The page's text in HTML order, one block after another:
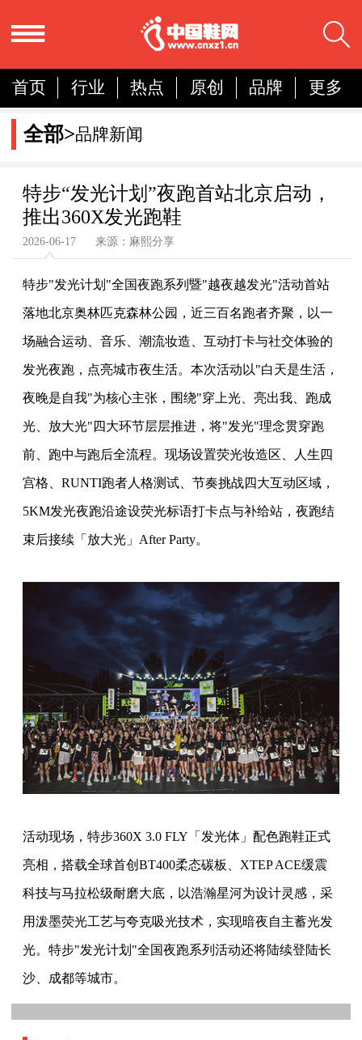
首页 行业 热点 原创 品牌
更多
国内
国际
分析
全部>品牌新闻
特步“发光计划”夜跑首站北京启动，
推出360X发光跑鞋
2026-06-17 来源：麻熙分享
特步"发光计划"全国夜跑系列暨"越夜越发光"活动首站
落地北京奥林匹克森林公园，近三百名跑者齐聚，以一
场融合运动、音乐、潮流妆造、互动打卡与社交体验的
发光夜跑，点亮城市夜生活。本次活动以"白天是生活，
夜晚是自我"为核心主张，围绕"穿上光、亮出我、跑成
光、放大光"四大环节层层推进，将"发光"理念贯穿跑
前、跑中与跑后全流程。现场设置荧光妆造区、人生四
宫格、RUNTI跑者人格测试、节奏挑战四大互动区域，
5KM发光夜跑沿途设荧光标语打卡点与补给站，夜跑结
束后接续「放大光」After Party。
活动现场，特步360X 3.0 FLY「发光体」配色跑鞋正式
亮相，搭载全球首创BT400柔态碳板、XTEP ACE缓震
科技与马拉松级耐磨大底，以浩瀚星河为设计灵感，采
用泼墨荧光工艺与夸克吸光技术，实现暗夜自主蓄光发
光。特步"发光计划"全国夜跑系列活动还将陆续登陆长
沙、成都等城市。